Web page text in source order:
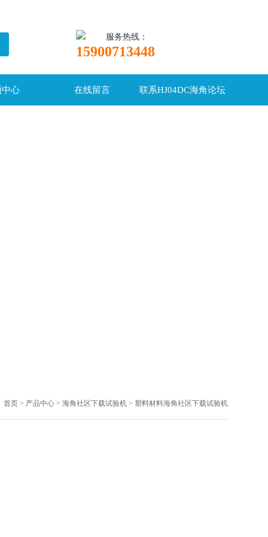
服务热线：
15900713448
心 在线留言 联系HJ04DC海角论坛
首页> 产品中心> 海角社区下载试验机> 塑料材料海角社区下载试验机